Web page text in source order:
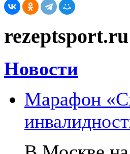
rezeptsport.ru
Новости
Марафон